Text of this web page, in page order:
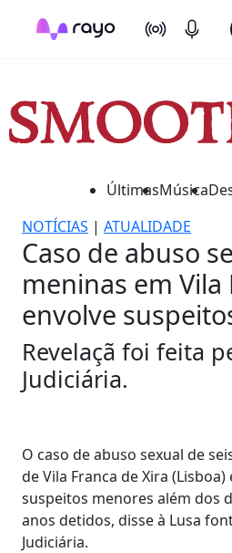
On Air
ÚltimasMúsica
NOTÍCIAS | ATUALIDADE
Caso de abuso
meninas em Vila
envolve
Revelaçã foi feita
Judiciária.
O caso de abuso sexual de
de Vila Franca de Xira
suspeitos menores além dos
anos detidos, disse à Lusa
Judiciária.